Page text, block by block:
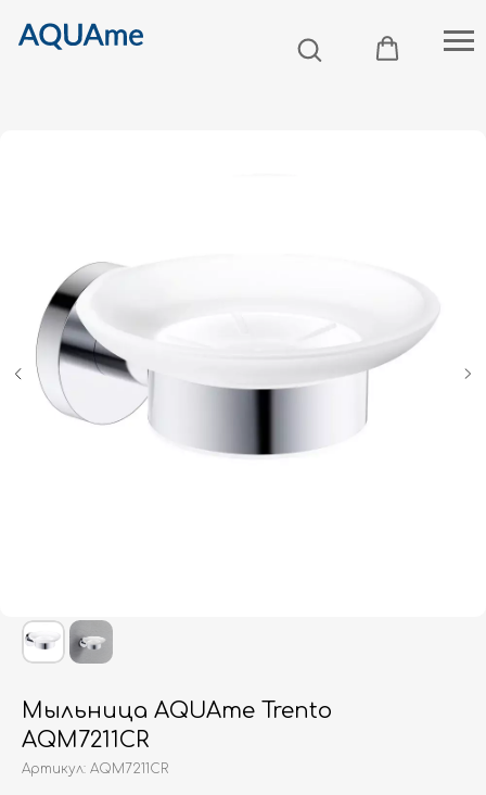
Мыльница AQUAme Trento
AQM7211CR
Артикул: AQM7211CR